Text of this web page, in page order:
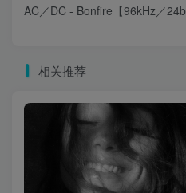
AC／DC - Bonfire【96kHz／
相关推荐